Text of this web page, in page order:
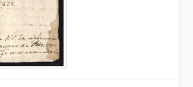
y apelación
de superior orden